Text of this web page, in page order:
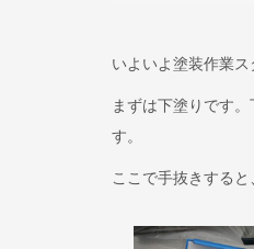
いよいよ塗装作業ス
まずは下塗りです
す。
ここで手抜きする